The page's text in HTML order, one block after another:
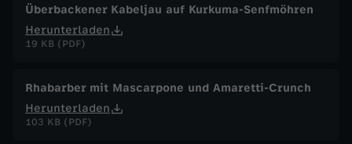
Überbackener Kabeljau auf Kurkuma-Senfmöhren
Herunterladen
19 KB (PDF)
Rhabarber mit Mascarpone und Amaretti-Crunch
Herunterladen
103 KB (PDF)